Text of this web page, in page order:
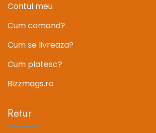
Contul meu
Cum comand?
Cum se livreaza?
Cum platesc?
Bizzmags.ro
Retur